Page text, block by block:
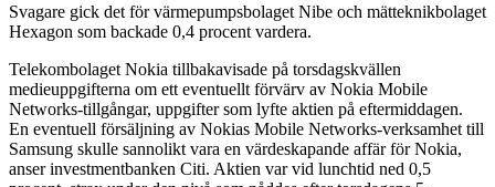
Svagare gick det för värmepumpsbolaget Nibe och mätteknikbolaget
Hexagon som backade 0,4 procent vardera.
Telekombolaget Nokia tillbakavisade på torsdagskvällen
medieuppgifterna om ett eventuellt förvärv av Nokia Mobile
Networks-tillgångar, uppgifter som lyfte aktien på eftermiddagen.
En eventuell försäljning av Nokias Mobile Networks-verksamhet till
Samsung skulle sannolikt vara en värdeskapande affär för Nokia,
anser investmentbanken Citi. Aktien var vid lunchtid ned 0,5